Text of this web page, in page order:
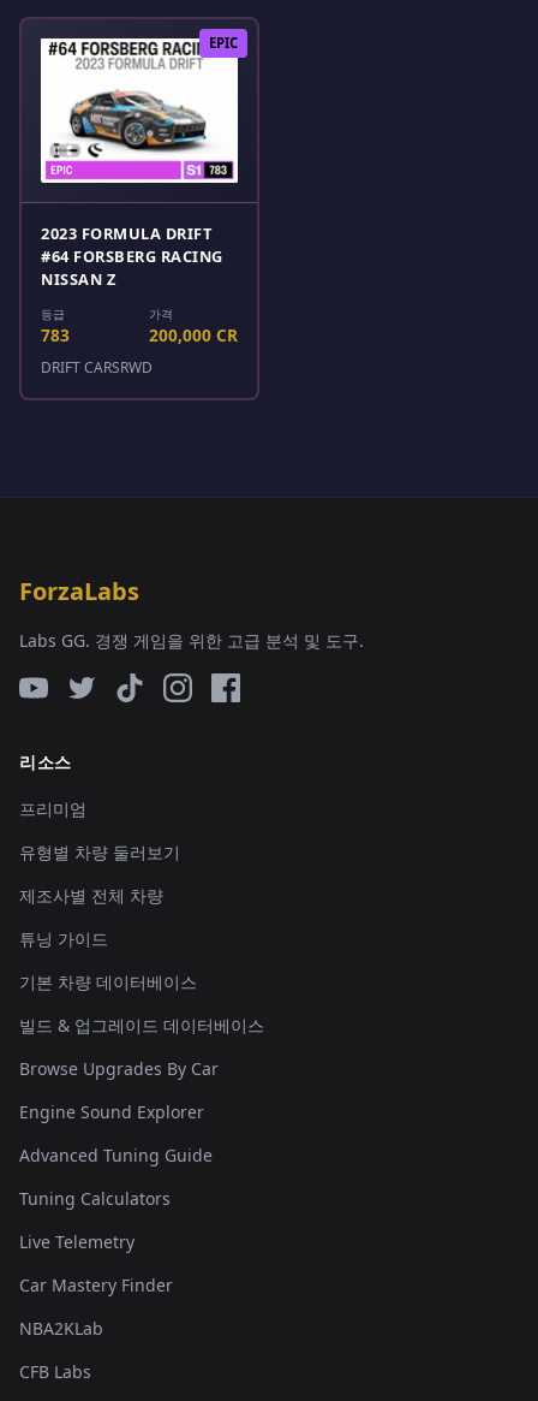
EPIC
2023 FORMULA DRIFT
#64 FORSBERG RACING
NISSAN Z
등급
783
가격
200,000 CR
DRIFT CARSRWD
ForzaLabs
Labs GG. 경쟁 게임을 위한 고급 분석 및 도구.
리소스
프리미엄
유형별 차량 둘러보기
제조사별 전체 차량
튜닝 가이드
기본 차량 데이터베이스
빌드 & 업그레이드 데이터베이스
Browse Upgrades By Car
Engine Sound Explorer
Advanced Tuning Guide
Tuning Calculators
Live Telemetry
Car Mastery Finder
NBA2KLab
CFB Labs